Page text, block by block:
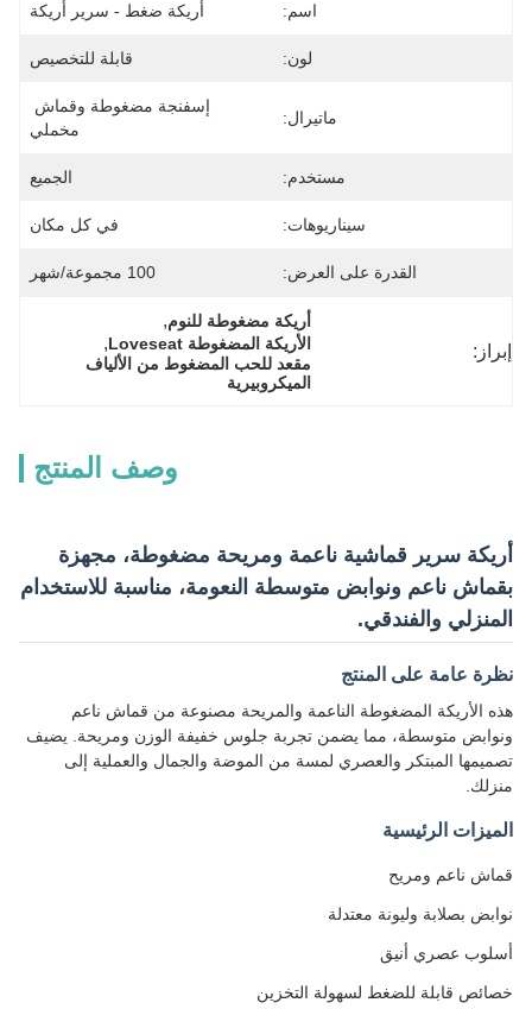
اسم: أريكة ضغط - سرير أريكة
لون: قابلة للتخصيص
ماتيرال:
مخملي
مستخدم: الجميع
سيناريوهات: في كل مكان
القدرة على العرض: 100 مجموعة/شهر
إبراز:
أريكة مضغوطة للنوم,
الأريكة المضغوطة Loveseat ,
الميكروبيرية
وصف المنتج
أريكة سرير قماشية ناعمة ومريحة مضغوطة، مجهزة
بقماش ناعم ونوابض متوسطة النعومة، مناسبة للاستخدام
المنزلي والفندقي.
نظرة عامة على المنتج
هذه الأريكة المضغوطة الناعمة والمريحة مصنوعة من قماش ناعم
ونوابض متوسطة، مما يضمن تجربة جلوس خفيفة الوزن ومريحة. يضيف
تصميمها المبتكر والعصري لمسة من الموضة والجمال والعملية إلى
منزلك.
الميزات الرئيسية
قماش ناعم ومريح
نوابض بصلابة وليونة معتدلة
أسلوب عصري أنيق
خصائص قابلة للضغط لسهولة التخزين